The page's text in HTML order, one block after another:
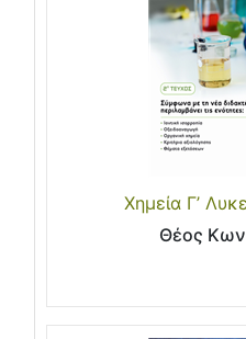
Χημεία Γ’
Θέος